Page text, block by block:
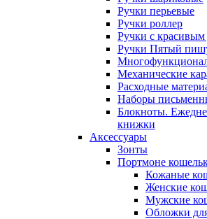
Ручки перьевые
Ручки роллер
Ручки с
Ручки Пятый
Механические
Расходные
Наборы
Блокноты.
книжки
Аксессуары
Зонты
Портмоне
Кожаные
Женские
Мужские
Обложки